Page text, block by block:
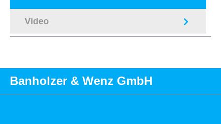
Video
Banholzer & Wenz GmbH